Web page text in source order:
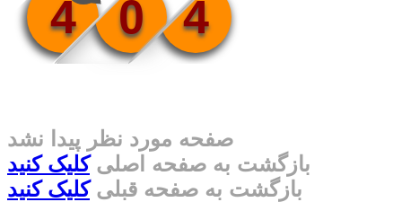
4 0 4
صفحه مورد نظر پیدا نشد
بازگشت به صفحه اصلیکلیک کنید
بازگشت به صفحه قبلیکلیک کنید